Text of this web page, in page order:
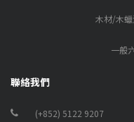
木材/木
一般
聯絡我們
(+852) 5122 9207